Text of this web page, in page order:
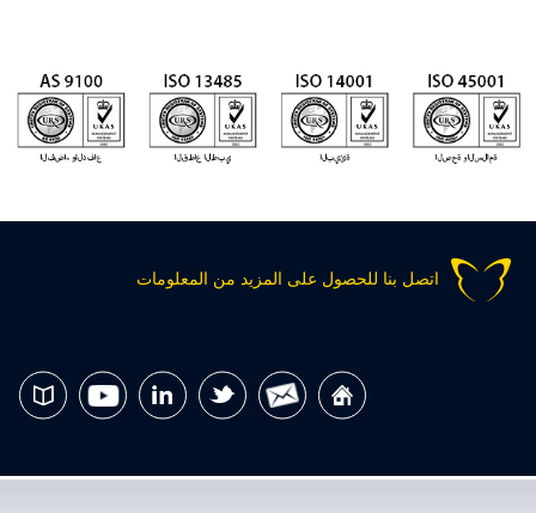
اتصل بنا للحصول على المزيد من المعلومات